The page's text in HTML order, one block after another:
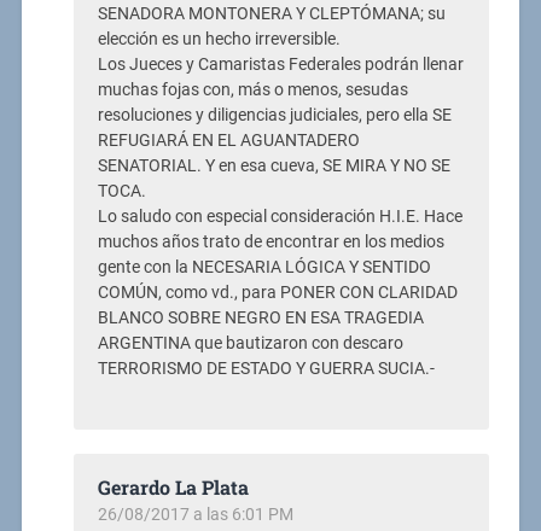
SENADORA MONTONERA Y CLEPTÓMANA; su
elección es un hecho irreversible.
Los Jueces y Camaristas Federales podrán llenar
muchas fojas con, más o menos, sesudas
resoluciones y diligencias judiciales, pero ella SE
REFUGIARÁ EN EL AGUANTADERO
SENATORIAL. Y en esa cueva, SE MIRA Y NO SE
TOCA.
Lo saludo con especial consideración H.I.E. Hace
muchos años trato de encontrar en los medios
gente con la NECESARIA LÓGICA Y SENTIDO
COMÚN, como vd., para PONER CON CLARIDAD
BLANCO SOBRE NEGRO EN ESA TRAGEDIA
ARGENTINA que bautizaron con descaro
TERRORISMO DE ESTADO Y GUERRA SUCIA.-
Gerardo La Plata
26/08/2017 a las 6:01 PM